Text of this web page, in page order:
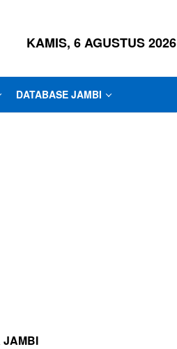
KAMIS, 6 AGUSTUS 2026
DATABASE JAMBI